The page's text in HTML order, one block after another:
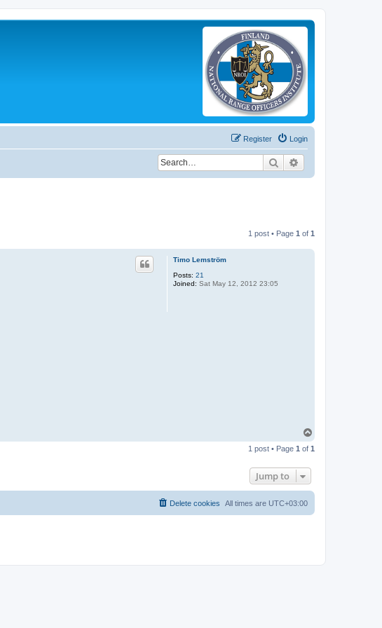
Login
Register
Search
1 post • Page 1 of 1
Timo Lemström
Posts: 21
Joined: Sat May 12, 2012 23:05
p
1 post • Page 1 of 1
Jump to
All times are UTC+03:00
Delete cookies